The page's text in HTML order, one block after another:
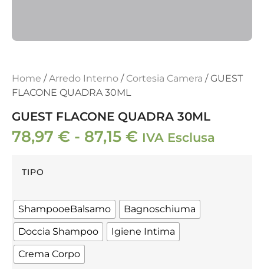
Home /Arredo Interno / Cortesia Camera / GUEST
FLACONE QUADRA 30ML
GUEST FLACONE QUADRA 30ML
78,97 € - 87,15 € IVA Esclusa
TIPO
ShampooeBalsamo
Bagnoschiuma
Doccia Shampoo
Igiene Intima
Crema Corpo